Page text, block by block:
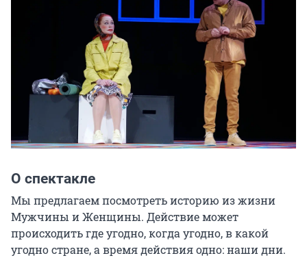
О спектакле
Мы предлагаем посмотреть историю из жизни
Мужчины и Женщины. Действие может
происходить где угодно, когда угодно, в какой
угодно стране, а время действия одно: наши дни.